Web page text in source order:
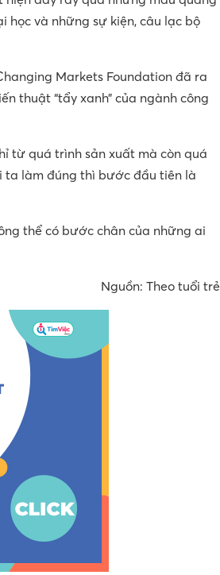
và những sự kiện, câu lạc bộ
Markets Foundation đã ra
thuật “tẩy xanh” của ngành công
từ quá trình sản xuất mà còn quá
ta làm đúng thì bước đầu tiên là
thể có bước chân của những ai
Nguồn: Theo tuổi trẻ